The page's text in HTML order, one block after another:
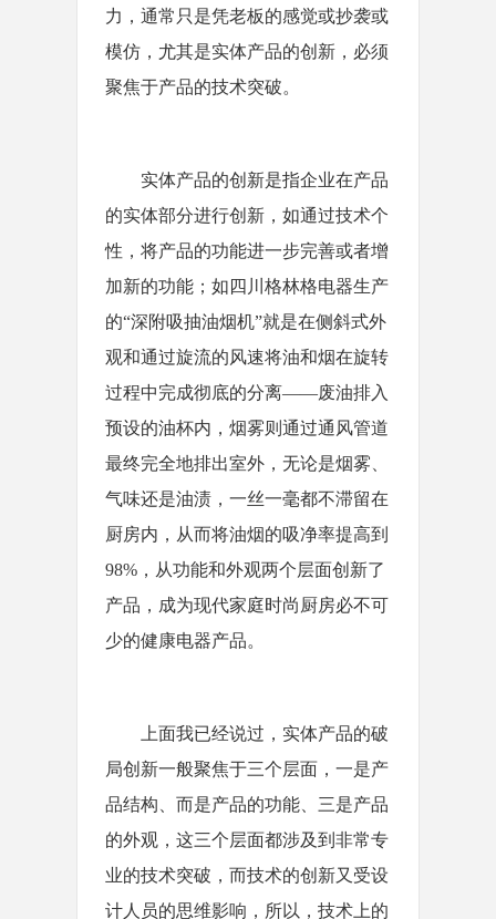
力，通常只是凭老板的感觉或抄袭或
模仿，尤其是实体产品的创新，必须
聚焦于产品的技术突破。
实体产品的创新是指企业在产品
的实体部分进行创新，如通过技术个
性，将产品的功能进一步完善或者增
加新的功能；如四川格林格电器生产
的“深附吸抽油烟机”就是在侧斜式外
观和通过旋流的风速将油和烟在旋转
过程中完成彻底的分离——废油排入
预设的油杯内，烟雾则通过通风管道
最终完全地排出室外，无论是烟雾、
气味还是油渍，一丝一毫都不滞留在
厨房内，从而将油烟的吸净率提高到
98%，从功能和外观两个层面创新了
产品，成为现代家庭时尚厨房必不可
少的健康电器产品。
上面我已经说过，实体产品的破
局创新一般聚焦于三个层面，一是产
品结构、而是产品的功能、三是产品
的外观，这三个层面都涉及到非常专
业的技术突破，而技术的创新又受设
计人员的思维影响，所以，技术上的